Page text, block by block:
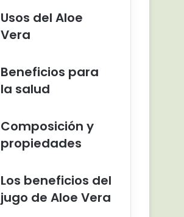
Usos del Aloe
Vera
Beneficios para
la salud
Composición y
propiedades
Los beneficios del
jugo de Aloe Vera